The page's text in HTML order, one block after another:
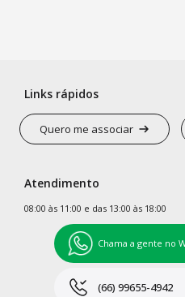
Links rápidos
Quero me associar
Atendimento
08:00 às 11:00 e das 13:00 às 18:00
Chama a gente no
(66) 99655-4942